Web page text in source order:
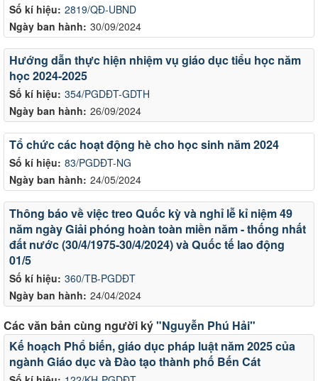
Số kí hiệu: 2819/QĐ-UBND
Ngày ban hành: 30/09/2024
Số kí hiệu: 354/PGDĐT-GDTH
Ngày ban hành: 26/09/2024
Hướng dẫn thực hiện nhiệm vụ giáo dục tiểu học năm
học 2024-2025
Số kí hiệu: 83/PGDĐT-NG
Ngày ban hành: 24/05/2024
Tổ chức các hoạt động hè cho học sinh năm 2024
Số kí hiệu: 360/TB-PGDĐT
Ngày ban hành: 24/04/2024
Thông báo về việc treo Quốc kỳ và nghỉ lễ kỉ niệm 49
năm ngày Giải phóng hoàn toàn miền năm - thống nhất
đất nước (30/4/1975-30/4/2024) và Quốc tế lao động
01/5
Các văn bản cùng người ký"Nguyễn Phú Hải"
Kế hoạch Phổ biến, giáo dục pháp luật năm 2025 của
ngành Giáo dục và Đào tạo thành phố Bến Cát